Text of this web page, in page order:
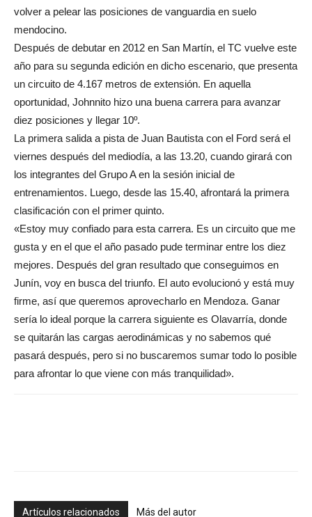
volver a pelear las posiciones de vanguardia en suelo
mendocino.
Después de debutar en 2012 en San Martín, el TC vuelve este
año para su segunda edición en dicho escenario, que presenta
un circuito de 4.167 metros de extensión. En aquella
oportunidad, Johnnito hizo una buena carrera para avanzar
diez posiciones y llegar 10º.
La primera salida a pista de Juan Bautista con el Ford será el
viernes después del mediodía, a las 13.20, cuando girará con
los integrantes del Grupo A en la sesión inicial de
entrenamientos. Luego, desde las 15.40, afrontará la primera
clasificación con el primer quinto.
«Estoy muy confiado para esta carrera. Es un circuito que me
gusta y en el que el año pasado pude terminar entre los diez
mejores. Después del gran resultado que conseguimos en
Junín, voy en busca del triunfo. El auto evolucionó y está muy
firme, así que queremos aprovecharlo en Mendoza. Ganar
sería lo ideal porque la carrera siguiente es Olavarría, donde
se quitarán las cargas aerodinámicas y no sabemos qué
pasará después, pero si no buscaremos sumar todo lo posible
para afrontar lo que viene con más tranquilidad».
Artículos relacionados Más del autor